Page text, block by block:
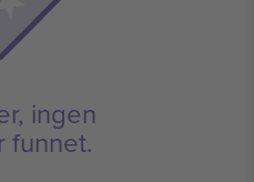
ingen
funnet.